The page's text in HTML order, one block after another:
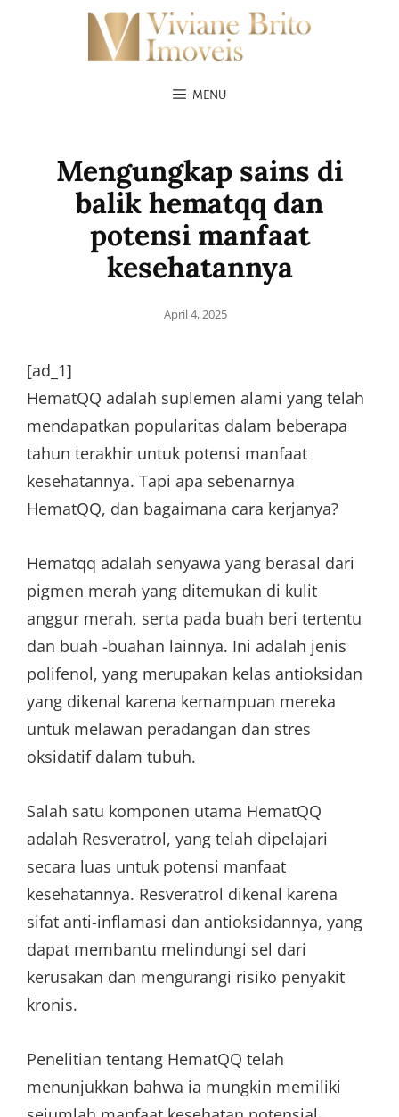
MENU
Mengungkap sains di
balik hematqq dan
potensi manfaat
kesehatannya
Posted
April 4, 2025
[ad_1]
HematQQ adalah suplemen alami yang telah
mendapatkan popularitas dalam beberapa
tahun terakhir untuk potensi manfaat
kesehatannya. Tapi apa sebenarnya
HematQQ, dan bagaimana cara kerjanya?
Hematqq adalah senyawa yang berasal dari
pigmen merah yang ditemukan di kulit
anggur merah, serta pada buah beri tertentu
dan buah -buahan lainnya. Ini adalah jenis
polifenol, yang merupakan kelas antioksidan
yang dikenal karena kemampuan mereka
untuk melawan peradangan dan stres
oksidatif dalam tubuh.
Salah satu komponen utama HematQQ
adalah Resveratrol, yang telah dipelajari
secara luas untuk potensi manfaat
kesehatannya. Resveratrol dikenal karena
sifat anti-inflamasi dan antioksidannya, yang
dapat membantu melindungi sel dari
kerusakan dan mengurangi risiko penyakit
kronis.
Penelitian tentang HematQQ telah
menunjukkan bahwa ia mungkin memiliki